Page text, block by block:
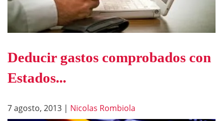
Deducir gastos comprobados con
Estados...
7 agosto, 2013 | Nicolas Rombiola